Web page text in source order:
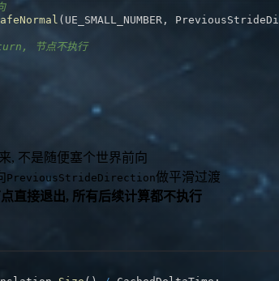
( UE_SMALL_NUMBER ,
节点不执行
, 不是随便塞个世界前向
PreviousStrideDirection做平滑过渡
直接退出, 所有后续计算都不执行